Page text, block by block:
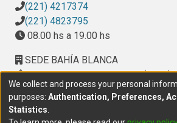
(221) 4217374
(221) 4823795
08.00 hs a 19.00 hs
SEDE BAHÍA BLANCA
Calle Ciudad de Cali 320 – (8000).
Provincial del Sudoeste (UPSO)
(291) 459 2550
, interno 147
10.00 h a 14.00 h
We collect and process your personal
purposes: Authentication, Preferences,
Statistics